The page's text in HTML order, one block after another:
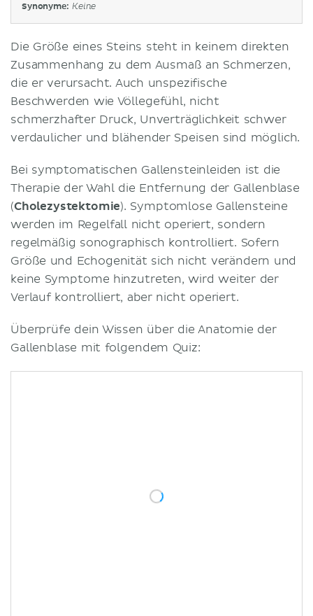
Synonyme: Keine
Die Größe eines Steins steht in keinem direkten
Zusammenhang zu dem Ausmaß an Schmerzen,
die er verursacht. Auch unspezifische
Beschwerden wie Völlegefühl, nicht
schmerzhafter Druck, Unverträglichkeit schwer
verdaulicher und blähender Speisen sind möglich.
Bei symptomatischen Gallensteinleiden ist die
Therapie der Wahl die Entfernung der Gallenblase
(Cholezystektomie). Symptomlose Gallensteine
werden im Regelfall nicht operiert, sondern
regelmäßig sonographisch kontrolliert. Sofern
Größe und Echogenität sich nicht verändern und
keine Symptome hinzutreten, wird weiter der
Verlauf kontrolliert, aber nicht operiert.
Überprüfe dein Wissen über die Anatomie der
Gallenblase mit folgendem Quiz: